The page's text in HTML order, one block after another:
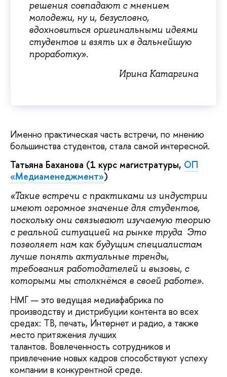
решения совпадают с мнением
молодежи, ну и, безусловно,
вдохновиться оригинальными идеями
студентов и взять их в дальнейшую
проработку».
Ирина Катаргина
Именно практическая часть встречи, по мнению
большинства студентов, стала самой интересной.
Татьяна Баханова (1 курс магистратуры, ОП
«Медиаменеджмент»)
«Такие встречи с практиками из индустрии
имеют огромное значение для студентов,
поскольку они связывают изучаемую теорию
с реальной ситуацией на рынке труда Это
позволяет нам как будущим специалистам
лучше понять актуальные тренды,
требования работодателей и вызовы, с
которыми мы столкнёмся в своей работе».
НМГ — это ведущая медиафабрика по
производству и дистрибуции контента во всех
средах: ТВ, печать, Интернет и радио, а также
место притяжения лучших
талантов. Вовлеченность сотрудников и
привлечение новых кадров способствуют успеху
компании в конкурентной среде.